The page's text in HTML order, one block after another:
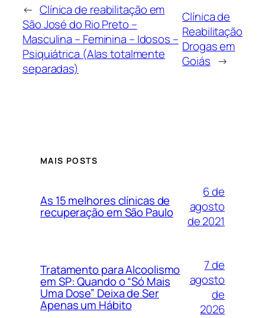
← Clínica de reabilitação em
São José do Rio Preto –
Masculina – Feminina – Idosos –
Psiquiátrica (Alas totalmente
separadas)
Clínica de
Reabilitação
Drogas em
Goiás →
MAIS POSTS
As 15 melhores clínicas de
recuperação em São Paulo
6 de
agosto
de 2021
Tratamento para Alcoolismo
em SP: Quando o “Só Mais
Uma Dose” Deixa de Ser
Apenas um Hábito
7 de
agosto
de
2026